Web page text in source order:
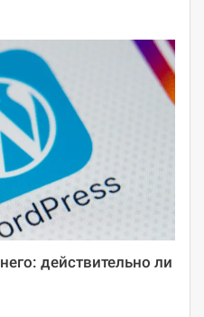
действительно ли